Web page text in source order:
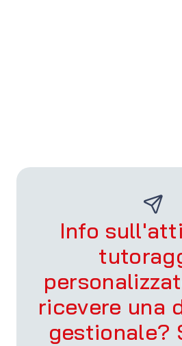
Info
ricevere una
gestionale?